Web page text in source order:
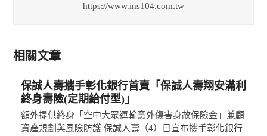
https://www.ins104.com.tw
相關文章
保誠人壽攜手彰化銀行首賣「保誠人壽翔安滿利
終身壽險(定期給付型)」
額外提供終身「空中大眾運輸意外傷害身故保險金」兼顧
資產規劃與風險防護 保誠人壽（4）日宣布攜手彰化銀行